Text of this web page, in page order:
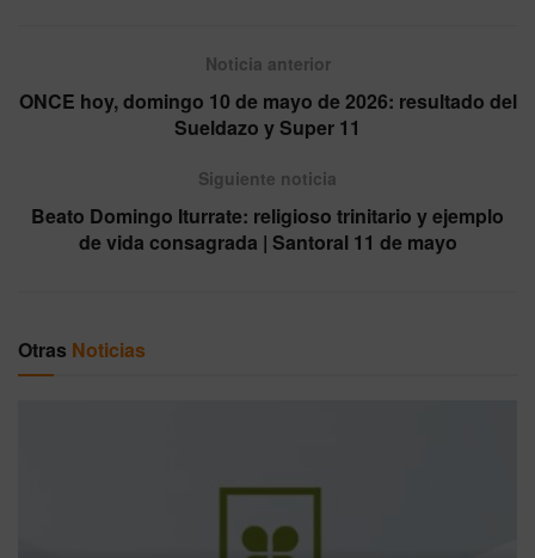
Noticia anterior
ONCE hoy, domingo 10 de mayo de 2026: resultado del
Sueldazo y Super 11
Siguiente noticia
Beato Domingo Iturrate: religioso trinitario y ejemplo
de vida consagrada | Santoral 11 de mayo
Otras Noticias